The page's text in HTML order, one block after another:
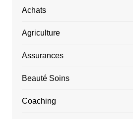
Achats
Agriculture
Assurances
Beauté Soins
Coaching